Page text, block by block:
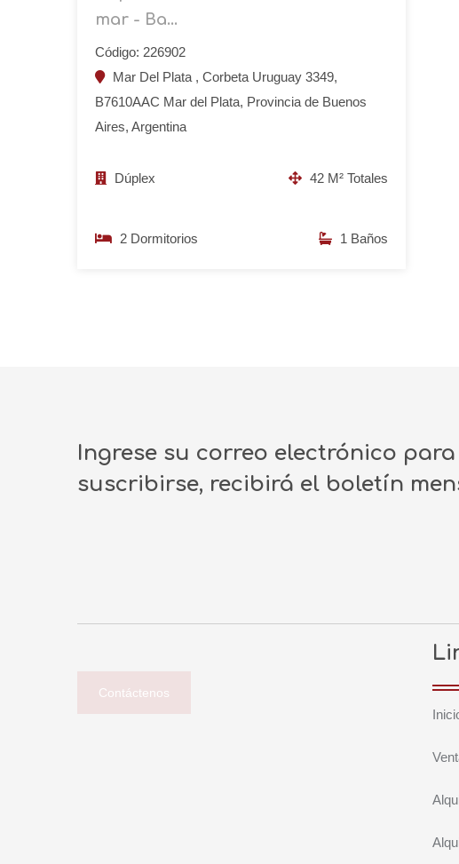
mar - Ba...
Código: 226902
Mar Del Plata , Corbeta Uruguay 3349,
B7610AAC Mar del Plata, Provincia de Buenos
Aires, Argentina
Dúplex 42 M² Totales
2 Dormitorios 1 Baños
Ingrese su correo electrónico para
suscribirse, recibirá el boletín
Contáctenos